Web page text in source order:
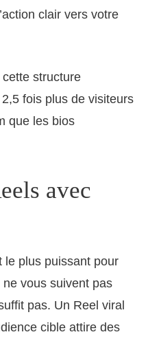
clair vers votre
structure
fois plus de visiteurs
que les bios
avec
le plus puissant pour
vous suivent pas
pas. Un Reel viral
cible attire des